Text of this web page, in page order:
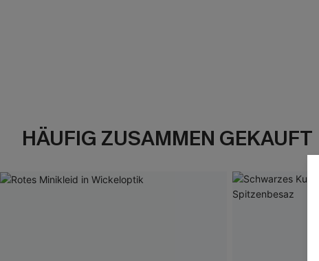
HÄUFIG ZUSAMMEN GEKAUFT